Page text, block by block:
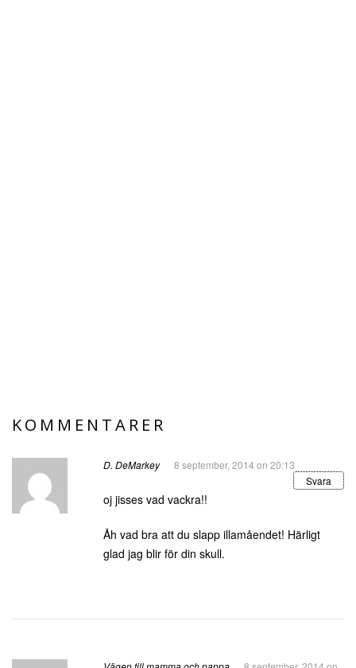
KOMMENTARER
D. DeMarkey
8 september, 2014 on 20:13
Svara
oj jisses vad vackra!!
Åh vad bra att du slapp illamåendet! Härligt
glad jag blir för din skull.